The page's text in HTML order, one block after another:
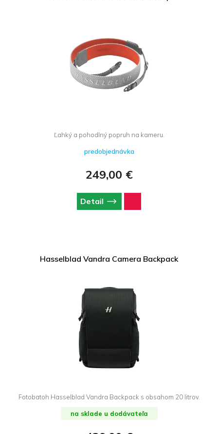
Ľahký a pohodlný popruh na kameru.
predobjednávka
249,00 €
Detail
Hasselblad Vandra Camera Backpack
Fotobatoh Hasselblad Vandra Backpack s obsahom 20 litrov.
na sklade u dodávateľa